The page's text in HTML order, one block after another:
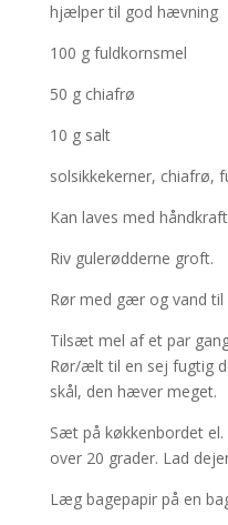
hjælper til god hævning
100 g fuldkornsmel
50 g chiafrø
10 g salt
solsikkekerner, chiafrø,
Kan laves med
Riv gulerødderne groft.
Rør med gær og vand
Tilsæt mel af et par
Rør/ælt til en sej fugtig
skål, den hæver meget.
Sæt på køkkenbordet
over 20 grader. Lad
Læg bagepapir på en